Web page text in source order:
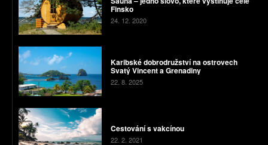
Finsko
24. 12. 2020
Karibské dobrodružství na ostrovech
Svatý Vincent a Grenadiny
22. 8. 2025
Cestování s vakcínou
22. 2. 2021